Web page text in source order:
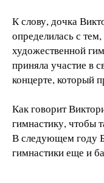
К слову, дочка
определилась с
художественной
приняла участие в
концерте, который
Как говорит
гимнастику, чтобы
В следующем году
гимнастики еще и